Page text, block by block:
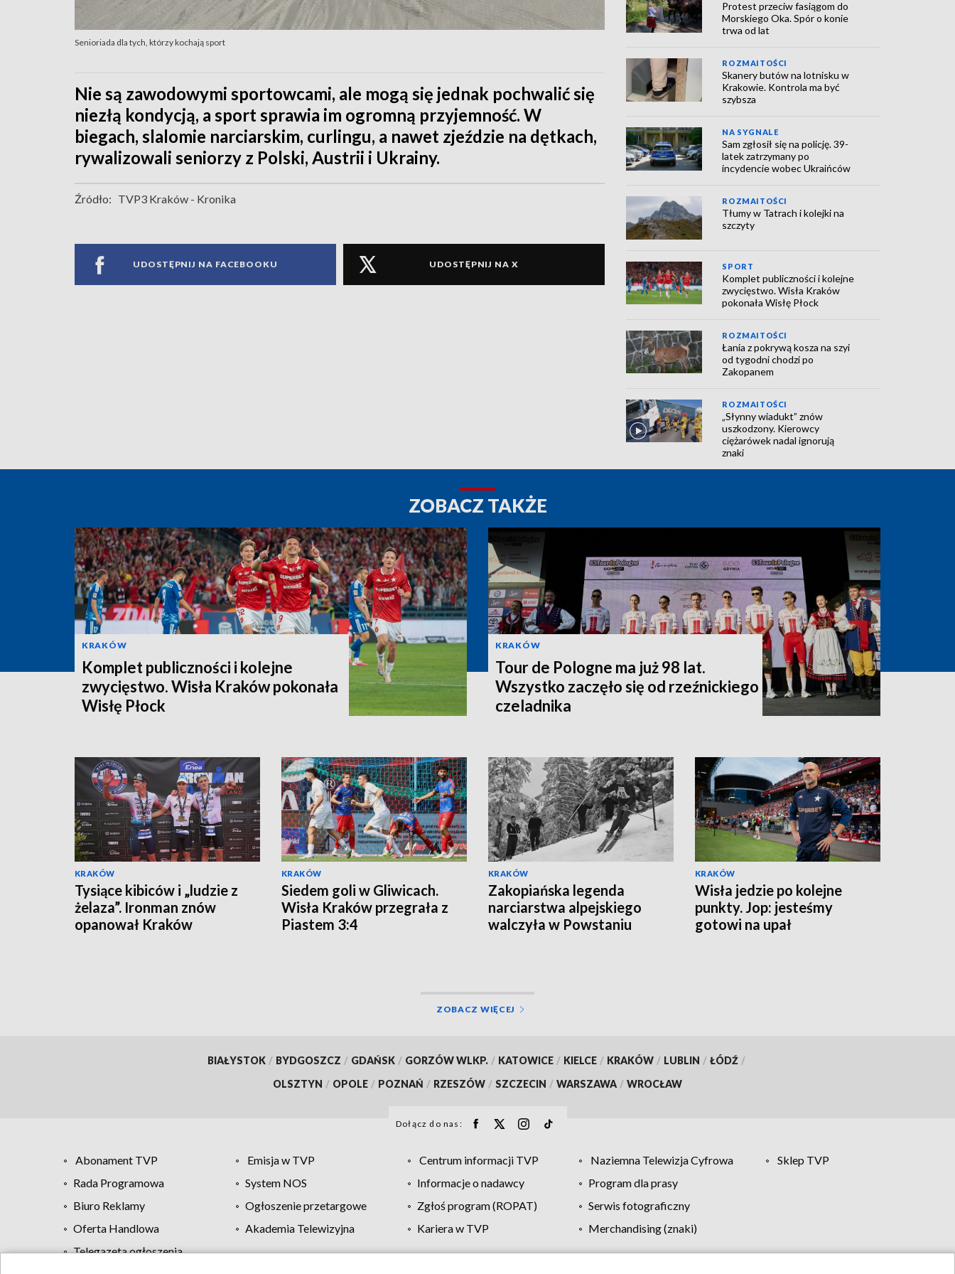
Senioriada dla tych, którzy kochają sport
Nie są zawodowymi sportowcami, ale mogą się jednak pochwalić się
niezłą kondycją, a sport sprawia im ogromną przyjemność. W
biegach, slalomie narciarskim, curlingu, a nawet zjeździe na dętkach,
rywalizowali seniorzy z Polski, Austrii i Ukrainy.
Źródło: TVP3 Kraków - Kronika
UDOSTĘPNIJ NA FACEBOOKU UDOSTĘPNIJ NA X
Protest przeciw fasiągom do
Morskiego Oka. Spór o konie
trwa od lat
ROZMAITOŚCI
Skanery butów na lotnisku w
Krakowie. Kontrola ma być
szybsza
NA SYGNALE
Sam zgłosił się na policję. 39-
latek zatrzymany po
incydencie wobec Ukraińców
ROZMAITOŚCI
Tłumy w Tatrach i kolejki na
szczyty
SPORT
Komplet publiczności i kolejne
zwycięstwo. Wisła Kraków
pokonała Wisłę Płock
ROZMAITOŚCI
Łania z pokrywą kosza na szyi
od tygodni chodzi po
Zakopanem
ROZMAITOŚCI
„Słynny wiadukt” znów
uszkodzony. Kierowcy
ciężarówek nadal ignorują
znaki
ZOBACZ TAKŻE
KRAKÓW
Komplet publiczności i kolejne
zwycięstwo. Wisła Kraków pokonała
Wisłę Płock
KRAKÓW
Tour de Pologne ma już 98 lat.
Wszystko zaczęło się od rzeźnickiego
czeladnika
KRAKÓW
Tysiące kibiców i „ludzie z
żelaza”. Ironman znów
opanował Kraków
KRAKÓW
Siedem goli w Gliwicach.
Wisła Kraków przegrała z
Piastem 3:4
KRAKÓW
Zakopiańska legenda
narciarstwa alpejskiego
walczyła w Powstaniu
KRAKÓW
Wisła jedzie po kolejne
punkty. Jop: jesteśmy
gotowi na upał
ZOBACZ WIĘCEJ
BIAŁYSTOK / BYDGOSZCZ / GDAŃSK / GORZÓW WLKP. / KATOWICE / KIELCE / KRAKÓW / LUBLIN / ŁÓDŹ /
OLSZTYN / OPOLE / POZNAŃ / RZESZÓW / SZCZECIN / WARSZAWA / WROCŁAW
Dołącz do nas:
Abonament TVP Emisja w TVP Centrum informacji TVP Naziemna Telewizja Cyfrowa
Sklep TVP
Rada Programowa
System NOS Informacje o nadawcy
Program dla prasy
Biuro Reklamy
Ogłoszenie przetargowe Zgłoś program (ROPAT)
Serwis fotograficzny
Oferta Handlowa
Akademia Telewizyjna Kariera w TVP
Merchandising (znaki)
Telegazeta ogłoszenia